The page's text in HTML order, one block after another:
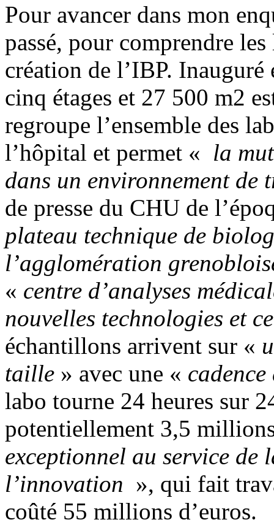
Pour avancer dans mon
passé, pour comprendre
création de l’IBP.
cinq étages et 27 500 m2
regroupe l’ensemble des
l’hôpital et permet « la
dans un environnement
de presse du CHU de
plateau technique de
l’agglomération
« centre d’analyses
nouvelles technologies et
échantillons arrivent sur «
taille » avec une «
labo tourne 24 heures sur
potentiellement 3,5
exceptionnel au service de
l’innovation », qui fait
coûté 55 millions d’euros.